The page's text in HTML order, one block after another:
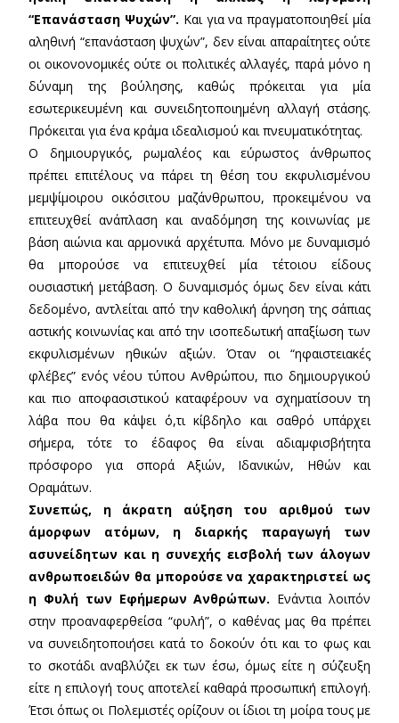
“Επανάσταση Ψυχών”. Και για να πραγματοποιηθεί μία
αληθινή “επανάσταση ψυχών”, δεν είναι απαραίτητες ούτε
οι οικονονομικές ούτε οι πολιτικές αλλαγές, παρά μόνο η
δύναμη της βούλησης, καθώς πρόκειται για μία
εσωτερικευμένη και συνειδητοποιημένη αλλαγή στάσης.
Πρόκειται για ένα κράμα ιδεαλισμού και πνευματικότητας.
Ο δημιουργικός, ρωμαλέος και εύρωστος άνθρωπος
πρέπει επιτέλους να πάρει τη θέση του εκφυλισμένου
μεμψίμοιρου οικόσιτου μαζάνθρωπου, προκειμένου να
επιτευχθεί ανάπλαση και αναδόμηση της κοινωνίας με
βάση αιώνια και αρμονικά αρχέτυπα. Μόνο με δυναμισμό
θα μπορούσε να επιτευχθεί μία τέτοιου είδους
ουσιαστική μετάβαση. Ο δυναμισμός όμως δεν είναι κάτι
δεδομένο, αντλείται από την καθολική άρνηση της σάπιας
αστικής κοινωνίας και από την ισοπεδωτική απαξίωση των
εκφυλισμένων ηθικών αξιών. Όταν οι “ηφαιστειακές
φλέβες” ενός νέου τύπου Ανθρώπου, πιο δημιουργικού
και πιο αποφασιστικού καταφέρουν να σχηματίσουν τη
λάβα που θα κάψει ό,τι κίβδηλο και σαθρό υπάρχει
σήμερα, τότε το έδαφος θα είναι αδιαμφισβήτητα
πρόσφορο για σπορά Αξιών, Ιδανικών, Ηθών και
Οραμάτων.
Συνεπώς, η άκρατη αύξηση του αριθμού των
άμορφων ατόμων, η διαρκής παραγωγή των
ασυνείδητων και η συνεχής εισβολή των άλογων
ανθρωποειδών θα μπορούσε να χαρακτηριστεί ως
η Φυλή των Εφήμερων Ανθρώπων. Ενάντια λοιπόν
στην προαναφερθείσα “φυλή”, ο καθένας μας θα πρέπει
να συνειδητοποιήσει κατά το δοκούν ότι και το φως και
το σκοτάδι αναβλύζει εκ των έσω, όμως είτε η σύζευξη
είτε η επιλογή τους αποτελεί καθαρά προσωπική επιλογή.
Έτσι όπως οι Πολεμιστές ορίζουν οι ίδιοι τη μοίρα τους με